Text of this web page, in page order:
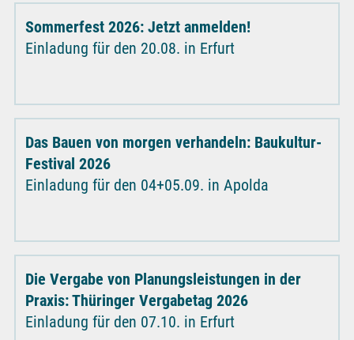
Sommerfest 2026: Jetzt anmelden!
Einladung für den 20.08. in Erfurt
Das Bauen von morgen verhandeln: Baukultur-
Festival 2026
Einladung für den 04+05.09. in Apolda
Die Vergabe von Planungsleistungen in der
Praxis: Thüringer Vergabetag 2026
Einladung für den 07.10. in Erfurt